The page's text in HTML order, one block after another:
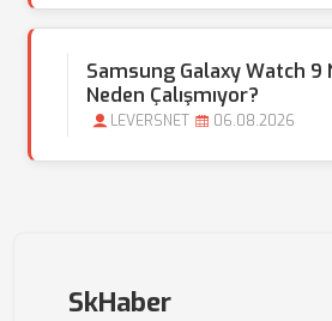
Samsung Galaxy Watch 9
Neden Çalışmıyor?
LEVERSNET 06.08.2026
SkHaber